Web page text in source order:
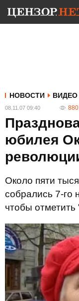
НОВОСТИ ВИДЕО
08.11.07 09:40 880
юбилея
Около пяти
собрались 7-го
чтобы